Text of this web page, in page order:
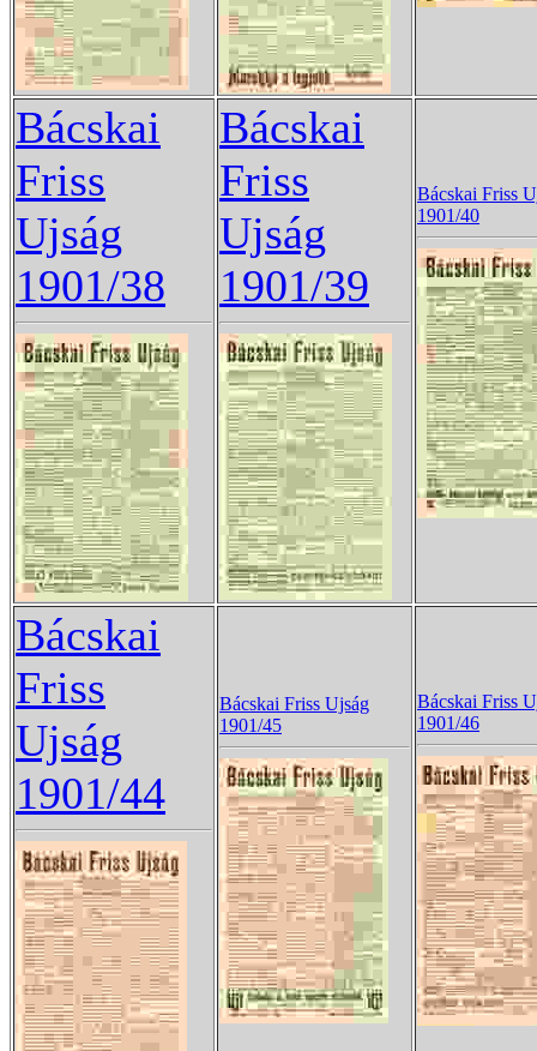
Bácskai
Friss
Ujság
1901/38
Bácskai
Friss
Ujság
1901/39
Bácskai Friss
1901/40
Bácskai
Friss
Ujság
1901/44
Bácskai Friss Ujság
1901/45
Bácskai Friss
1901/46